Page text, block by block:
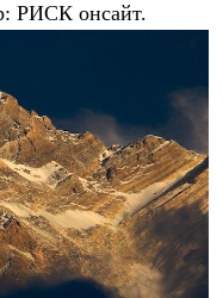
РИСК онсайт.